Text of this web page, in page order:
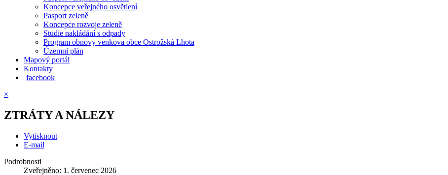
Koncepce veřejného osvětlení
Pasport zeleně
Koncepce rozvoje zeleně
Studie nakládání s odpady
Program obnovy venkova obce Ostrožská Lhota
Územní plán
Mapový portál
Kontakty
facebook
×
ZTRÁTY A NÁLEZY
Vytisknout
E-mail
Podrobnosti
Zveřejněno: 1. červenec 2026